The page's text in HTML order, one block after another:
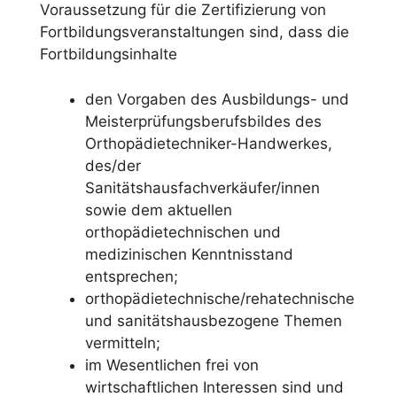
Voraussetzung für die Zertifizierung von
Fortbildungsveranstaltungen sind, dass die
Fortbildungsinhalte
den Vorgaben des Ausbildungs- und
Meisterprüfungsberufsbildes des
Orthopädietechniker-Handwerkes,
des/der
Sanitätshausfachverkäufer/innen
sowie dem aktuellen
orthopädietechnischen und
medizinischen Kenntnisstand
entsprechen;
orthopädietechnische/rehatechnische
und sanitätshausbezogene Themen
vermitteln;
im Wesentlichen frei von
wirtschaftlichen Interessen sind und